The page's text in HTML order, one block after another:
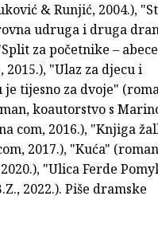
& Runjić, 2004.),
udruga i druga
za početnike –
"Ulaz za djecu i
tijesno za dvoje"
koautorstvo s
com, 2016.), "Knjiga
2017.), "Kuća"
"Ulica Ferde
2022.). Piše dramske